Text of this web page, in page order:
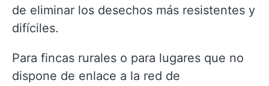
de eliminar los desechos más resistentes y
difíciles.
Para fincas rurales o para lugares que no
dispone de enlace a la red de